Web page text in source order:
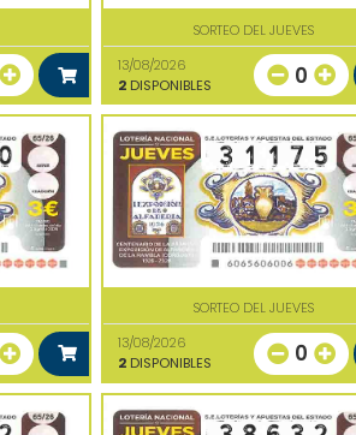
SORTEO DEL JUEVES
13/08/2026
2DISPONIBLES 0
SORTEO DEL JUEVES
13/08/2026
2DISPONIBLES 0